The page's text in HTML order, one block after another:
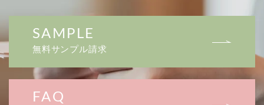
SAMPLE
無料サンプル請求
FAQ